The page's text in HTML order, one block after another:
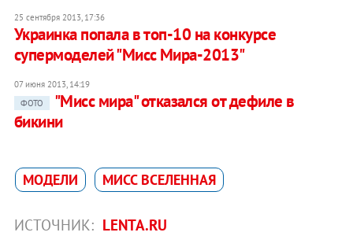
25 сентября 2013, 17:36
Украинка попала в топ-10 на конкурсе
супермоделей "Мисс Мира-2013"
07 июня 2013, 14:19
ФОТО
"Мисс мира" отказался от дефиле в
бикини
МОДЕЛИ МИСС ВСЕЛЕННАЯ
ИСТОЧНИК: LENTA.RU